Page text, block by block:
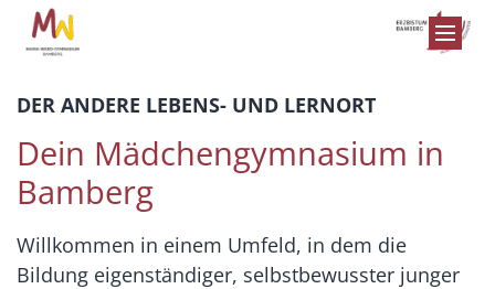
Zum Inhalt springen
DER ANDERE LEBENS- UND LERNORT
Dein Mädchengymnasium in
Bamberg
Willkommen in einem Umfeld, in dem die
Bildung eigenständiger, selbstbewusster junger